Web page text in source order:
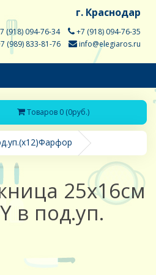
г. Краснодар
(918) 094-76-34
+7 (918) 094-76-35
(989) 833-81-76
info@elegiaros.ru
Товаров 0 (0руб.)
25х16см
в под.уп.